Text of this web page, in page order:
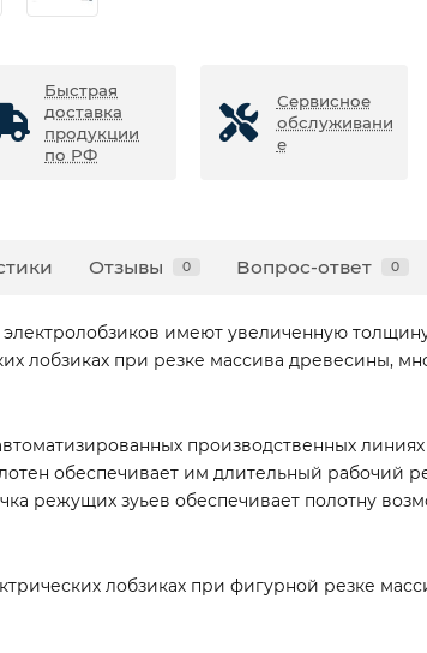
Быстрая
доставка
продукции
по РФ
Сервисное
обслуживани
е
Отзывы 0 Вопрос-ответ 0
имеют увеличенную
лобзиках при резке массива древесины,
производственных
обеспечивает им длительный рабочий
режущих зуьев обеспечивает полотну
лобзиках при фигурной резке